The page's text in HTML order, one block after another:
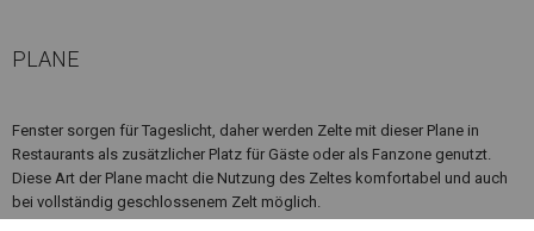
PLANE
Fenster sorgen für Tageslicht, daher werden Zelte mit dieser Plane in
Restaurants als zusätzlicher Platz für Gäste oder als Fanzone genutzt.
Diese Art der Plane macht die Nutzung des Zeltes komfortabel und auch
bei vollständig geschlossenem Zelt möglich.